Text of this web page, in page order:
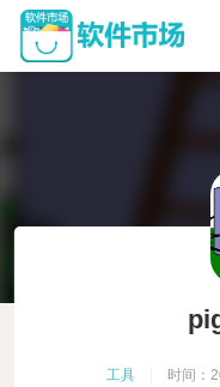
工具 时间：